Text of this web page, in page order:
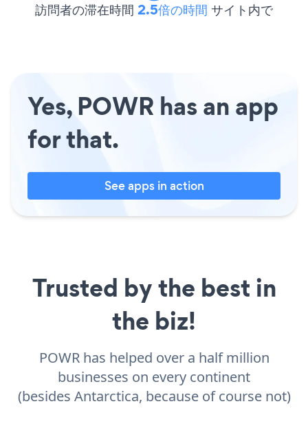
訪問者の滞在時間 2.5倍の時間 サイト内で
Yes, POWR has an app
for that.
See apps in action
Trusted by the best in
the biz!
POWR has helped over a half million
businesses on every continent
(besides Antarctica, because of course not)